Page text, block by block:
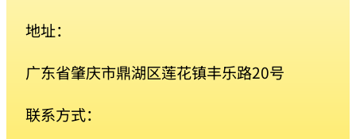
地址：
广东省肇庆市鼎湖区莲花镇丰乐路20号
联系方式：